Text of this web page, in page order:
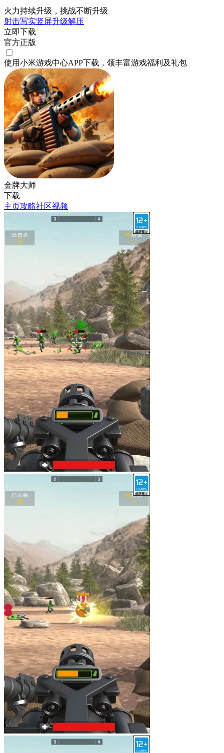
火力持续升级，挑战不断升级
射击写实竖屏升级解压
立即下载
官方正版
使用小米游戏中心APP下载 ，领丰富游戏福利 及礼包
金牌大师
下载
主页攻略社区视频